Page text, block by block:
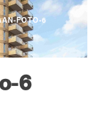
FOTO-6
6